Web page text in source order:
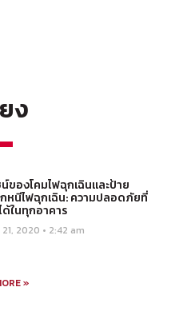
ง
น์ของโคมไฟฉุกเฉินและป้าย
หนีไฟฉุกเฉิน: ความปลอดภัยที่
ด้ในทุกอาคาร
2020 2:42 am
»